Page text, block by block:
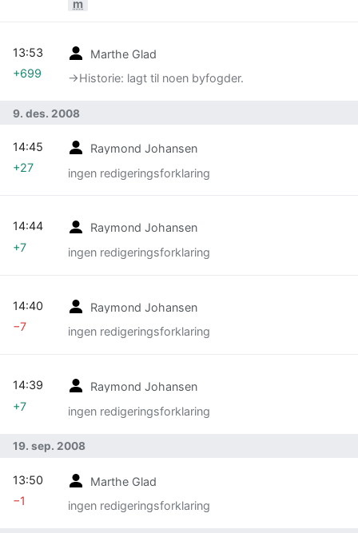
m
Marthe Glad
→‎Historie: lagt til noen byfogder.
13:53
+699
9. des. 2008
Raymond Johansen
ingen redigeringsforklaring
14:45
+27
Raymond Johansen
ingen redigeringsforklaring
14:44
+7
Raymond Johansen
ingen redigeringsforklaring
14:40
−7
Raymond Johansen
ingen redigeringsforklaring
14:39
+7
19. sep. 2008
Marthe Glad
ingen redigeringsforklaring
13:50
−1